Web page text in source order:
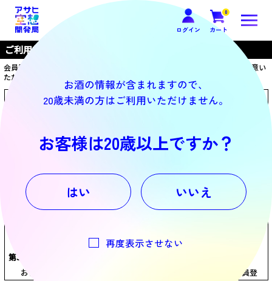
ログイン
0
カート
お酒の情報が含まれますので、
20歳未満の方はご利用いただけません。
お客様は20歳以上ですか？
はい いいえ
再度表示させない
ご利用規約
会員登録お申し込みの前に、以下のご利用規約を必ずお読みください。ご同意い
ただける方は、「同意する」をタップして登録フォームへお進みください。
第1条（利用規約の適用範囲）
社を指し、以下総称して又は個別に「アサヒグループ」という）と
当社ウェブサイトのショッピングサービス（以下「本サービス」と
との本サイト（次条で定義）における全ての事項に適用されるもの
とします。
第2条（ウェブサイトの定義）
第3条（本サイトの利用方法）
お客様が本サイトで商品を購入するには、本サイトにおいて会員登